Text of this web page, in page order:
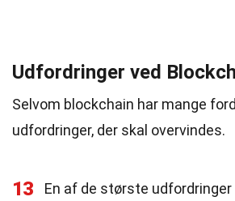
Udfordringer ved
Selvom blockchain har mange
udfordringer, der skal overvindes.
13
En af de største udfordringer